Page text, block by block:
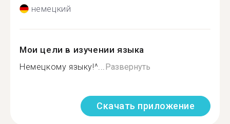
немецкий
Мои цели в изучении языка
Немецкому языку!^... Развернуть
Скачать приложение